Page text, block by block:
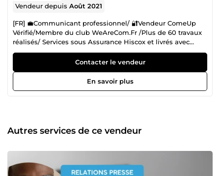
Vendeur depuisAoût 2021
[FR] 💼Communicant professionnel/ 🔐Vendeur ComeUp
Vérifié/Membre du club WeAreCom.Fr /Plus de 60 travaux
réalisés/ Services sous Assurance Hiscox et livrés avec
factures✅ EXCELLENTE ANNÉE 2026 À VOUS 😊 ⏲️
Disponibilité: 7j/7 ⭐️QUELQUES COLLABORATIONS •
Groupe Castel • EHPAD INVEST • Dermo Advanced • Lions
Club International. 🎯 Votre vision, ma stratégie : l'art de
communiquer pour gagner. &quot;La communication, ce
Wilfried, communicant professionnel et mon métier
consiste à transformer vos ambitions en résultats concrets
s'est pas construit seulement dans les livres, mais aussi
sur le terrain. De l'effervescence des Agences de Com’ à la
Contacter le vendeur
En savoir plus
Autres services de ce vendeur